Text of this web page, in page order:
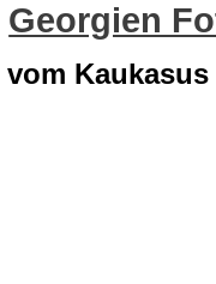
Georgien
vom